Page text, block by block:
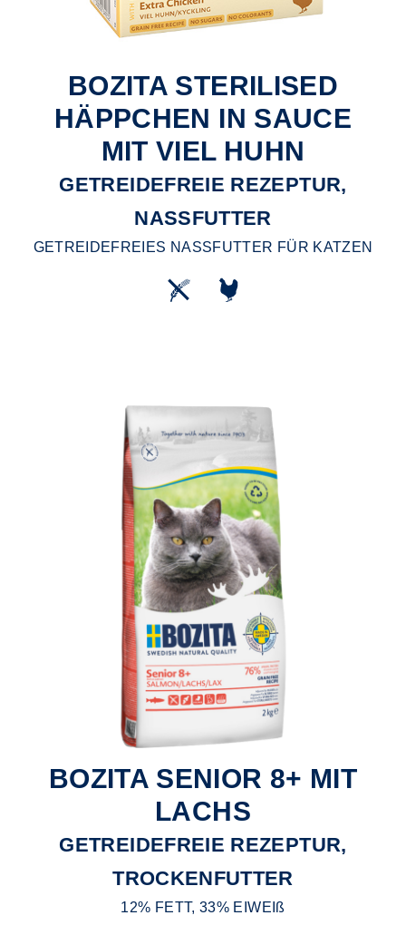
BOZITA STERILISED
HÄPPCHEN IN SAUCE
MIT VIEL HUHN
GETREIDEFREIE REZEPTUR,
NASSFUTTER
GETREIDEFREIES NASSFUTTER FÜR KATZEN
BOZITA SENIOR 8+ MIT
LACHS
GETREIDEFREIE REZEPTUR,
TROCKENFUTTER
12% FETT, 33% EIWEIß